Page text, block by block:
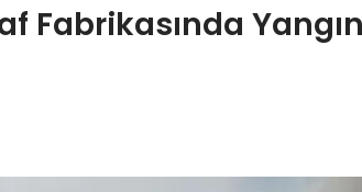
Fabrikasında Yangın